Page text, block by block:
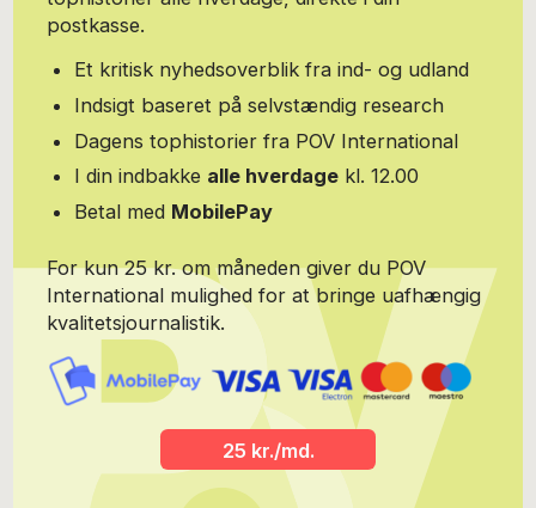
postkasse.
Et kritisk nyhedsoverblik fra ind- og udland
Indsigt baseret på selvstændig research
Dagens tophistorier fra POV International
I din indbakke alle hverdage kl. 12.00
Betal med MobilePay
For kun 25 kr. om måneden giver du POV
International mulighed for at bringe uafhængig
kvalitetsjournalistik.
25 kr./md.